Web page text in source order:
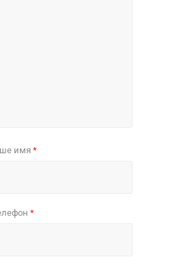
имя *
*